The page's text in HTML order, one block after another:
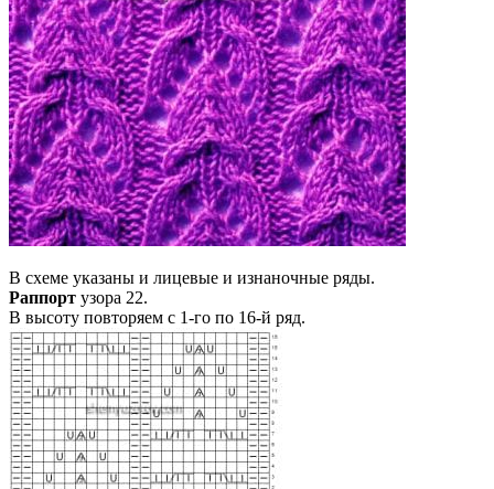
В схеме указаны и лицевые и изнаночные ряды.
Раппорт узора 22.
В высоту повторяем с 1-го по 16-й ряд.